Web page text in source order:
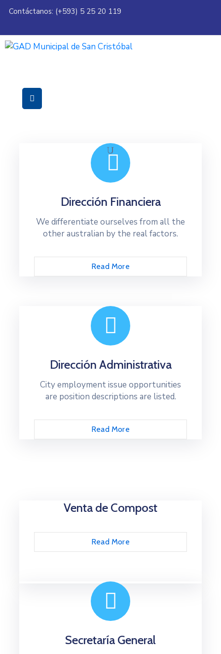
Contáctanos: (+593) 5 25 20 119
Servicios
Ciudad
Transparencia
Dirección Financiera
We differentiate ourselves from all the
other australian by the real factors.
Read More
Dirección Administrativa
City employment issue opportunities
are position descriptions are listed.
Read More
Venta de Compost
Read More
Secretaría General